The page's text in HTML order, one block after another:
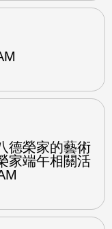
德榮家的藝術
家端午相關活